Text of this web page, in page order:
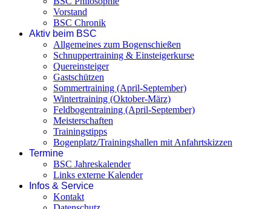
Vorstand
BSC Chronik
Aktiv beim BSC
Allgemeines zum Bogenschießen
Schnuppertraining & Einsteigerkurse
Quereinsteiger
Gastschützen
Sommertraining (April-September)
Wintertraining (Oktober-März)
Feldbogentraining (April-September)
Meisterschaften
Trainingstipps
Bogenplatz/Trainingshallen mit Anfahrtskizzen
Termine
BSC Jahreskalender
Links externe Kalender
Infos & Service
Kontakt